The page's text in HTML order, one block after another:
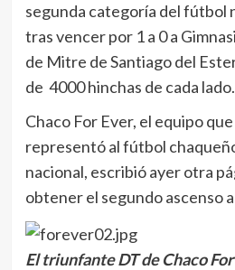
segunda categoría del fútbol
tras vencer por 1 a 0 a
de Mitre de Santiago del
de 4000 hinchas de cada lado.
Chaco For Ever, el equipo
representó al fútbol
nacional, escribió ayer otra
obtener el segundo ascenso
El triunfante DT de Chaco